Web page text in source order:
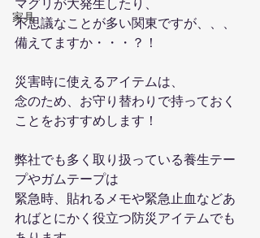
家具
マグリが大発生したり、
不思議なことが多い関東ですが、、、
備えてますか・・・？！
災害時に使えるアイテムは、
念のため、お守り替わりで持っておく
ことをおすすめします！
弊社でも多く取り扱っている養生テー
プやガムテープは
緊急時、貼れるメモや緊急止血などあ
ればとにかく役立つ防災アイテムでも